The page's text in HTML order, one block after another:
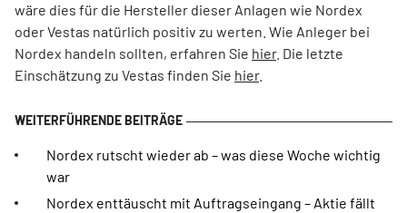
wäre dies für die Hersteller dieser Anlagen wie Nordex
oder Vestas natürlich positiv zu werten. Wie Anleger bei
Nordex handeln sollten, erfahren Sie hier. Die letzte
Einschätzung zu Vestas finden Sie hier.
Nordex rutscht wieder ab – was diese Woche wichtig
war
Nordex enttäuscht mit Auftragseingang – Aktie fällt